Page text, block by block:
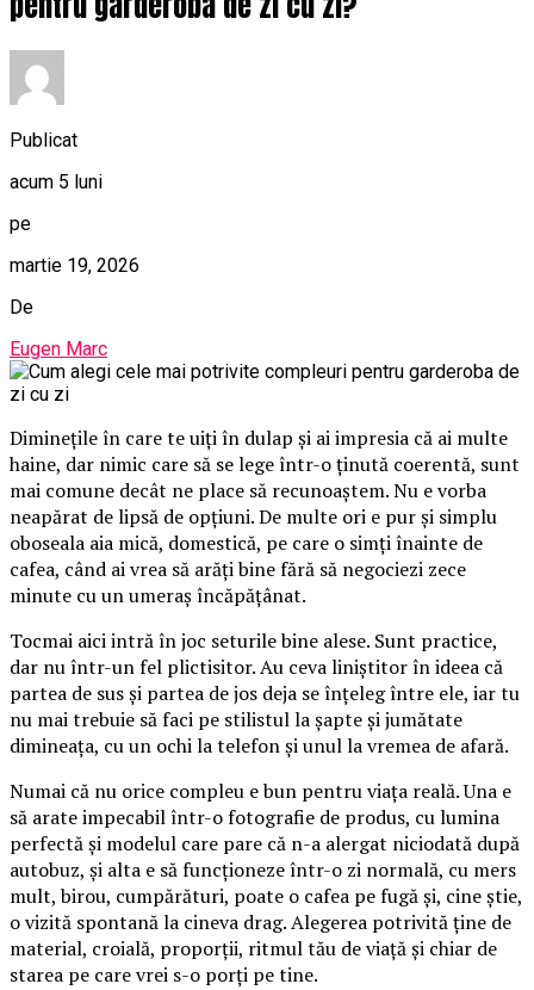
Publicat
acum 5 luni
pe
martie 19, 2026
De
Eugen Marc
Diminețile în care te uiți în dulap și ai impresia că ai multe
haine, dar nimic care să se lege într-o ținută coerentă, sunt
mai comune decât ne place să recunoaștem. Nu e vorba
neapărat de lipsă de opțiuni. De multe ori e pur și simplu
oboseala aia mică, domestică, pe care o simți înainte de
cafea, când ai vrea să arăți bine fără să negociezi zece
minute cu un umeraș încăpățânat.
Tocmai aici intră în joc seturile bine alese. Sunt practice,
dar nu într-un fel plictisitor. Au ceva liniștitor în ideea că
partea de sus și partea de jos deja se înțeleg între ele, iar tu
nu mai trebuie să faci pe stilistul la șapte și jumătate
dimineața, cu un ochi la telefon și unul la vremea de afară.
Numai că nu orice compleu e bun pentru viața reală. Una e
să arate impecabil într-o fotografie de produs, cu lumina
perfectă și modelul care pare că n-a alergat niciodată după
autobuz, și alta e să funcționeze într-o zi normală, cu mers
mult, birou, cumpărături, poate o cafea pe fugă și, cine știe,
o vizită spontană la cineva drag. Alegerea potrivită ține de
material, croială, proporții, ritmul tău de viață și chiar de
starea pe care vrei s-o porți pe tine.